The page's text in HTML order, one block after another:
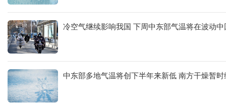
明天，新疆北疆北部和南疆南部山区、西藏北部、青
冷空气继续影响我国 下周中东部气温将在波动中
中东部多地气温将创下半年来新低 南方干燥暂时